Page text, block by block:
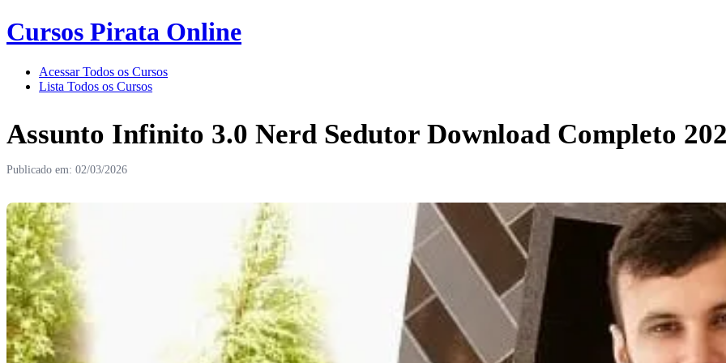
Cursos Pirata Online
Acessar Todos os Cursos
Lista Todos os Cursos
Assunto Infinito 3.0 Nerd Sedutor Download Completo
Publicado em: 02/03/2026